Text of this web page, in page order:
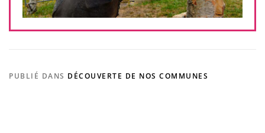
PUBLIÉ DANS DÉCOUVERTE DE NOS COMMUNES